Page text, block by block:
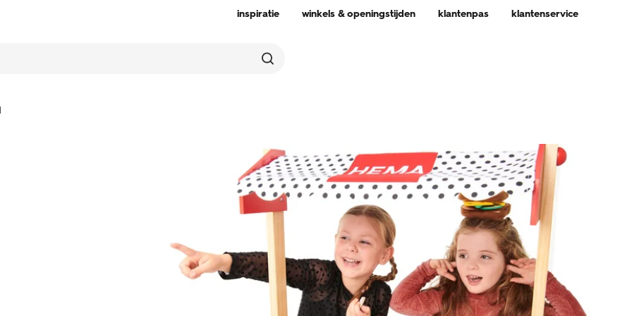
inspiratie winkels & openingstijden klantenpas klantenservice